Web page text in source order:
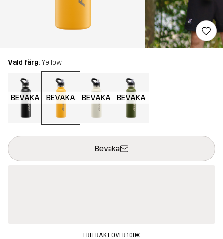
Vald färg: Yellow
BEVAKA BEVAKA BEVAKA BEVAKA
Bevaka
Denna knapp kommer att öppna en modal som bekräftar en ny
{{size}} inte tillgänglig
FRI FRAKT ÖVER 100€